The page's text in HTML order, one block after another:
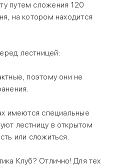
путем сложения 120
на котором находится
лестницей:
поэтому они не
имеются специальные
лестницу в открытом
или сложиться.
Клуб? Отлично! Для тех